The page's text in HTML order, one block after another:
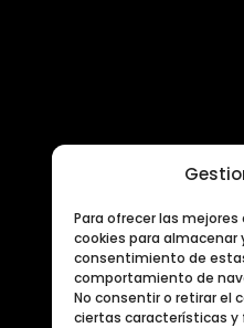
Para ofrecer las
cookies para almacenar
consentimiento de
comportamiento de
No consentir o retirar
ciertas características y